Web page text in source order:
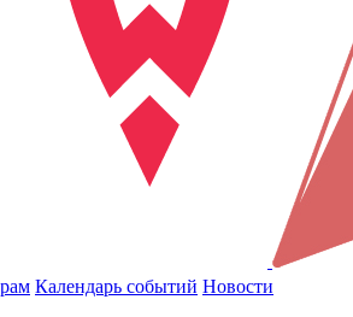
Календарь событий Новости